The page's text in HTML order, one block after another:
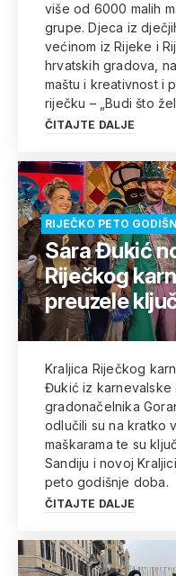
više od 6000 malih
grupe. Djeca iz
većinom iz Rijeke i
hrvatskih gradova,
maštu i kreativnost i
riječku – „Budi što
ČITAJTE DALJE
RIJEČKO PETO
Sara Đukić
Riječkog
preuzele
Kraljica Riječkog
Đukić iz karnevalske
gradonačelnika
odlučili su na kratko
maškarama te su
Sandiju i novoj
peto godišnje doba.
ČITAJTE DALJE